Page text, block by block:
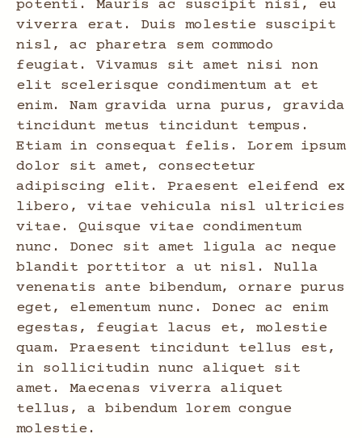
potenti. Mauris ac suscipit nisi, eu
viverra erat. Duis molestie suscipit
nisl, ac pharetra sem commodo
feugiat. Vivamus sit amet nisi non
elit scelerisque condimentum at et
enim. Nam gravida urna purus, gravida
tincidunt metus tincidunt tempus.
Etiam in consequat felis. Lorem ipsum
dolor sit amet, consectetur
adipiscing elit. Praesent eleifend ex
libero, vitae vehicula nisl ultricies
vitae. Quisque vitae condimentum
nunc. Donec sit amet ligula ac neque
blandit porttitor a ut nisl. Nulla
venenatis ante bibendum, ornare purus
eget, elementum nunc. Donec ac enim
egestas, feugiat lacus et, molestie
quam. Praesent tincidunt tellus est,
in sollicitudin nunc aliquet sit
amet. Maecenas viverra aliquet
tellus, a bibendum lorem congue
molestie.